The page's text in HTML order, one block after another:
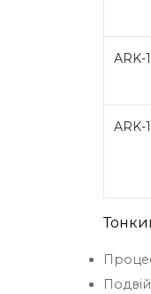
ARK-
ARK-